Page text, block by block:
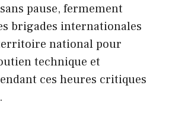
pause, fermement
brigades internationales
national pour
technique et
ces heures critiques